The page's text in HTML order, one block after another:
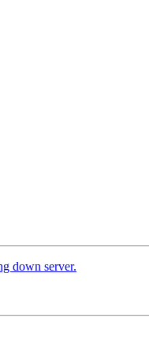
down server.